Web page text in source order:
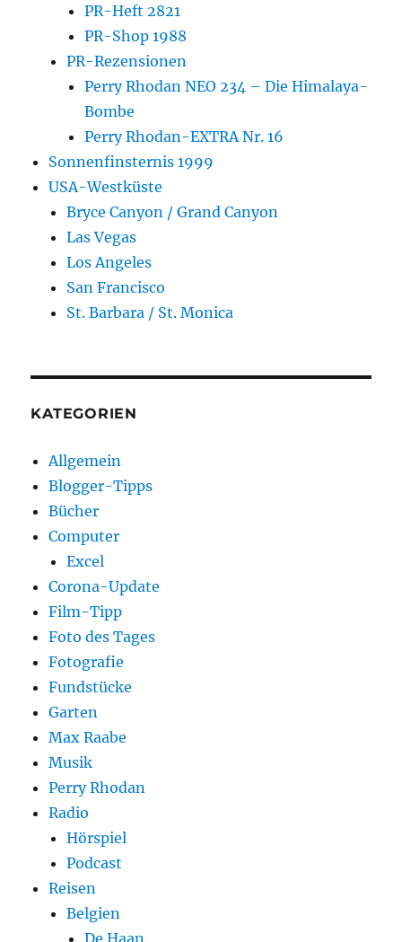
PR-Heft 2821
PR-Shop 1988
PR-Rezensionen
Perry Rhodan NEO 234 – Die Himalaya-
Bombe
Perry Rhodan-EXTRA Nr. 16
Sonnenfinsternis 1999
USA-Westküste
Bryce Canyon / Grand Canyon
Las Vegas
Los Angeles
San Francisco
St. Barbara / St. Monica
KATEGORIEN
Allgemein
Blogger-Tipps
Bücher
Computer
Excel
Corona-Update
Film-Tipp
Foto des Tages
Fotografie
Fundstücke
Garten
Max Raabe
Musik
Perry Rhodan
Radio
Hörspiel
Podcast
Reisen
Belgien
De Haan